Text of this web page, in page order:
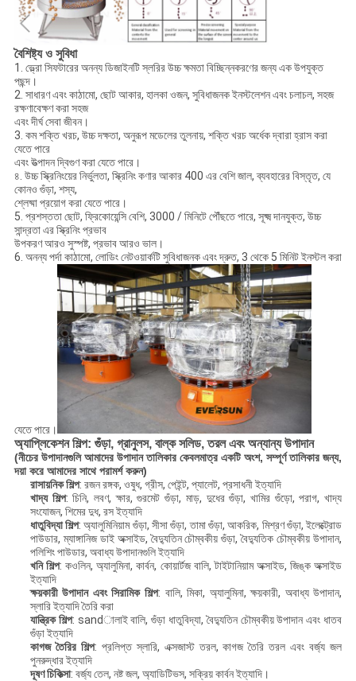
বৈশিষ্ট্য ও সুবিধা
1. ভ্ল্রো সিফটারের অনন্য ডিজাইনটি স্লরির উচ্চ ক্ষমতা বিচ্ছিন্নকরণের জন্য এক উপযুক্ত
পছন্দ।
2. সাধারণ এবং কাঠামো, ছোট আকার, হালকা ওজন, সুবিধাজনক ইনস্টলেশন এবং চলাচল, সহজ
রক্ষণাবেক্ষণ করা সহজ
এবং দীর্ঘ সেবা জীবন।
3. কম শক্তি খরচ, উচ্চ দক্ষতা, অনুরূপ মডেলের তুলনায়, শক্তি খরচ অর্ধেক দ্বারা হ্রাস করা
যেতে পারে
এবং উত্পাদন দ্বিগুণ করা যেতে পারে।
৪. উচ্চ স্ক্রিনিংয়ের নির্ভুলতা, স্ক্রিনিং কণার আকার 400 এর বেশি জাল, ব্যবহারের বিস্তৃত, যে
কোনও গুঁড়া, শস্য,
শ্লেষ্মা প্রয়োগ করা যেতে পারে।
5. প্রশস্ততা ছোট, ফ্রিকোয়েন্সি বেশি, 3000 / মিনিটে পৌঁছতে পারে, সূক্ষ্ম দানযুক্ত, উচ্চ
সান্দ্রতা এর স্ক্রিনিং প্রভাব
উপকরণ আরও সুস্পষ্ট, প্রভাব আরও ভাল।
6. অনন্য পর্দা কাঠামো, লোডিং নেটওয়ার্কটি সুবিধাজনক এবং দ্রুত, 3 থেকে 5 মিনিট ইনস্টল করা
যেতে পারে।
অ্যাপ্লিকেশন শিল্প: গুঁড়া, গ্রানুলস, বাল্ক সলিড, তরল এবং অন্যান্য উপাদান
(নীচের উপাদানগুলি আমাদের উপাদান তালিকার কেবলমাত্র একটি অংশ, সম্পূর্ণ তালিকার জন্য,
দয়া করে আমাদের সাথে পরামর্শ করুন)
রাসায়নিক শিল্প: রজন রঙ্গক, ওষুধ, গ্রীস, পেইন্ট, প্যালেট, প্রসাধনী ইত্যাদি
খাদ্য শিল্প: চিনি, লবণ, ক্ষার, গুরমেট গুঁড়া, মাড়, দুধের গুঁড়া, খামির গুঁড়ো, পরাগ, খাদ্য
সংযোজন, শিমের দুধ, রস ইত্যাদি
ধাতুবিদ্যা শিল্প: অ্যালুমিনিয়াম গুঁড়া, সীসা গুঁড়া, তামা গুঁড়া, আকরিক, মিশ্রণ গুঁড়া, ইলেক্ট্রোড
পাউডার, ম্যাঙ্গানিজ ডাই অক্সাইড, বৈদ্যুতিন চৌম্বকীয় গুঁড়া, বৈদ্যুতিক চৌম্বকীয় উপাদান,
পলিশিং পাউডার, অবাধ্য উপাদানগুলি ইত্যাদি
খনি শিল্প: কওলিন, অ্যালুমিনা, কার্বন, কোয়ার্টজ বালি, টাইটানিয়াম অক্সাইড, জিঙ্ক অক্সাইড
ইত্যাদি
ক্ষয়কারী উপাদান এবং সিরামিক শিল্প: বালি, মিকা, অ্যালুমিনা, ক্ষয়কারী, অবাধ্য উপাদান,
স্লারি ইত্যাদি তৈরি করা
যান্ত্রিক শিল্প: sandালাই বালি, গুঁড়া ধাতুবিদ্যা, বৈদ্যুতিন চৌম্বকীয় উপাদান এবং ধাতব
গুঁড়া ইত্যাদি
কাগজ তৈরির শিল্প: প্রলিপ্ত স্লারি, এক্সজাস্ট তরল, কাগজ তৈরি তরল এবং বর্জ্য জল
পুনরুদ্ধার ইত্যাদি
দূষণ চিকিত্সা: বর্জ্য তেল, নষ্ট জল, অ্যাডিটিভস, সক্রিয় কার্বন ইত্যাদি।